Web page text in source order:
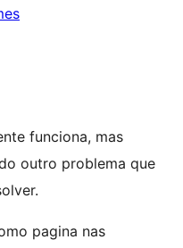
funciona, mas
outro problema que
pagina nas